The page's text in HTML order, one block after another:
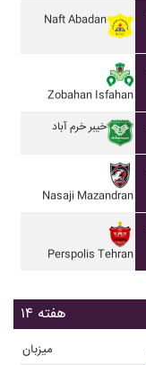
Naft Abadan
Zobahan Isfahan
خيبر خرم آباد
Nasaji Mazandran
Perspolis Tehran
هفته ۱۴
میزبان